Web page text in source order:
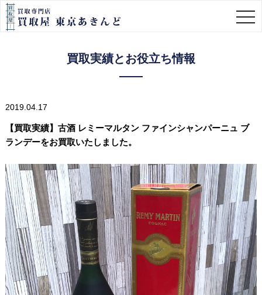
買取実績とお役立ち情報
2019.04.17
【買取実績】古酒 レミーマルタン ファインシャンパーニュ ブ
ランデーをお買取いたしました。